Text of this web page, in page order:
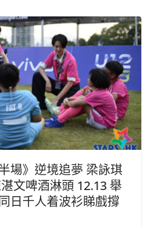
場》逆境追夢 梁詠琪
文啤酒淋頭 12.13 舉
日千人着波衫睇戲撐